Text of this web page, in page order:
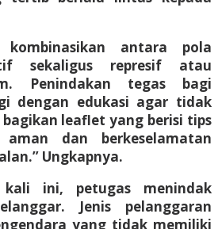
antara pola
sekaligus represif atau
Penindakan tegas bagi
dengan edukasi agar tidak
leaflet yang berisi tips
dan berkeselamatan
Ungkapnya.
kali ini, petugas menindak
Jenis pelanggaran
yang tidak memiliki